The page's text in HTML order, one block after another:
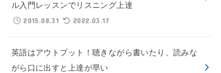
ル入門レッスンでリスニング上達
2015.08.31
2022.03.17
英語はアウトプット！聴きながら書いたり、読みな
がら口に出すと上達が早い